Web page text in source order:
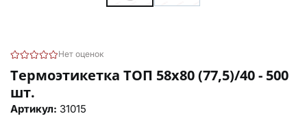
Нет оценок
Термоэтикетка ТОП 58х80 (77,5)/40 - 500
шт.
Артикул: 31015